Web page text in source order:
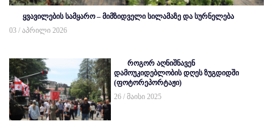
ყვავილების სამყარო – მიმზიდველი სილამაზე და სურნელება
03 / აპრილი 2026
როგორ აღნიშნავენ
დამოუკიდებლობის დღეს ზუგდიდში
(ფოტორეპორტაჟი)
26 / მაისი 2025